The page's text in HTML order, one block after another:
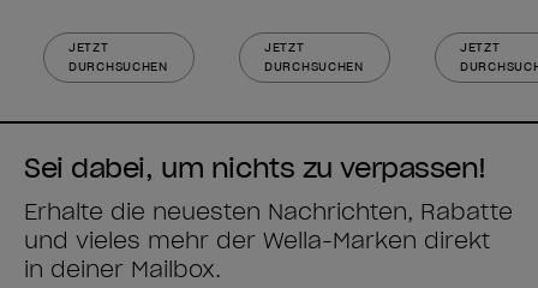
JETZT
DURCHSUCHEN
JETZT
DURCHSUCHEN
JETZT
Sei dabei, um nichts zu verpassen!
Erhalte die neuesten Nachrichten, Rabatte
und vieles mehr der Wella-Marken direkt
in deiner Mailbox.